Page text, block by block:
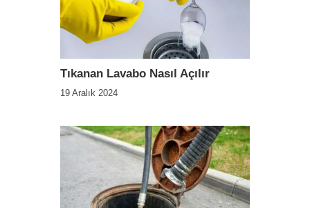
Tıkanan Lavabo Nasıl Açılır
19 Aralık 2024